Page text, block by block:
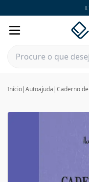
Início|Autoajuda |Caderno